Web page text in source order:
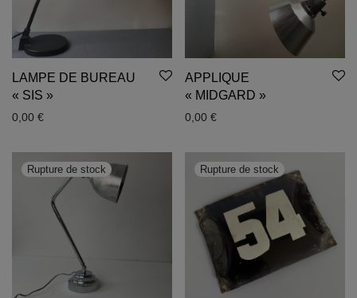
LAMPE DE BUREAU
« SIS »
0,00 €
APPLIQUE
« MIDGARD »
0,00 €